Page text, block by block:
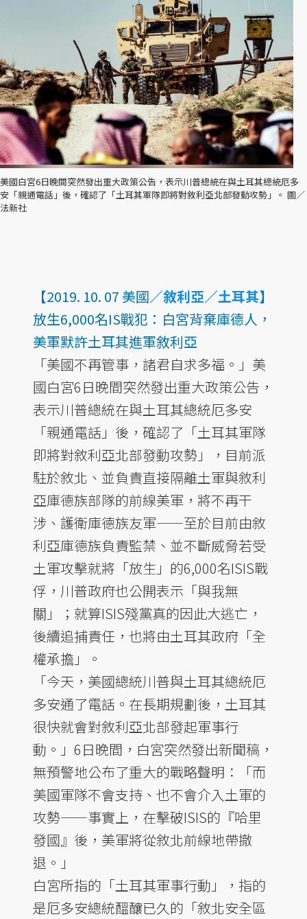
美國白宮6日晚間突然發出重大政策公告，表示川普總統在與土耳其總統厄多
安「親通電話」後，確認了「土耳其軍隊即將對敘利亞北部發動攻勢」。 圖／
法新社
【2019. 10. 07 美國／敘利亞／土耳其】
放生6,000名IS戰犯：白宮背棄庫德人，
美軍默許土耳其進軍敘利亞
「美國不再管事，諸君自求多福。」美
國白宮6日晚間突然發出重大政策公告，
表示川普總統在與土耳其總統厄多安
「親通電話」後，確認了「土耳其軍隊
即將對敘利亞北部發動攻勢」，目前派
駐於敘北、並負責直接隔離土軍與敘利
亞庫德族部隊的前線美軍，將不再干
涉、護衛庫德族友軍——至於目前由敘
利亞庫德族負責監禁、並不斷威脅若受
土軍攻擊就將「放生」的6,000名ISIS戰
俘，川普政府也公開表示「與我無
關」；就算ISIS殘黨真的因此大逃亡，
後續追捕責任，也將由土耳其政府「全
權承擔」。
「今天，美國總統川普與土耳其總統厄
多安通了電話。在長期規劃後，土耳其
很快就會對敘利亞北部發起軍事行
動。」6日晚間，白宮突然發出新聞稿，
無預警地公布了重大的戰略聲明：「而
美國軍隊不會支持、也不會介入土軍的
攻勢——事實上，在擊破ISIS的『哈里
發國』後，美軍將從敘北前線地帶撤
退。」
白宮所指的「土耳其軍事行動」，指的
是厄多安總統醞釀已久的「敘北安全區